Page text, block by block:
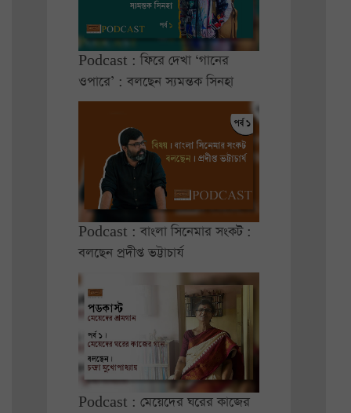
Podcast : ফিরে দেখা ‘গানের
ওপারে’ : বলছেন স্যমন্তক সিনহা
Podcast : বাংলা সিনেমার সংকট :
বলছেন প্রদীপ্ত ভট্টাচার্য
Podcast : মেয়েদের ঘরের কাজের